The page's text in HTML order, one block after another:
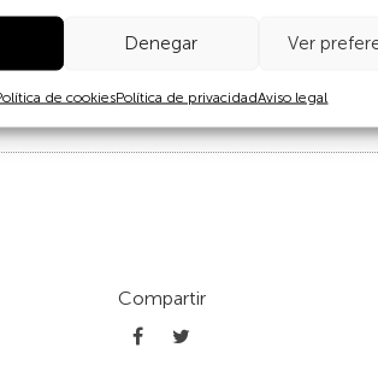
Denegar Ver
de cookiesPolítica de privacidadAviso legal
200.000 mil visitantes, a una ciudad
Compartir